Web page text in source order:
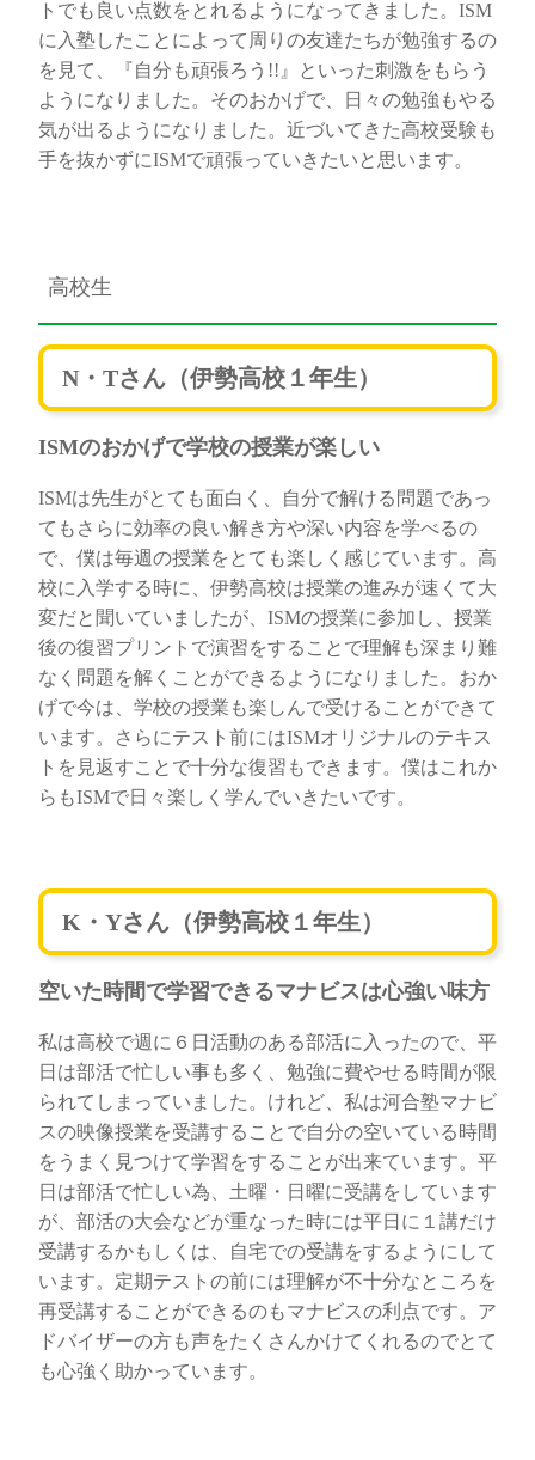
トでも良い点数をとれるようになってきました。ISM
に入塾したことによって周りの友達たちが勉強するの
を見て、『自分も頑張ろう!!』といった刺激をもらう
ようになりました。そのおかげで、日々の勉強もやる
気が出るようになりました。近づいてきた高校受験も
手を抜かずにISMで頑張っていきたいと思います。
高校生
N・Tさん（伊勢高校１年生）
ISMのおかげで学校の授業が楽しい
ISMは先生がとても面白く、自分で解ける問題であっ
てもさらに効率の良い解き方や深い内容を学べるの
で、僕は毎週の授業をとても楽しく感じています。高
校に入学する時に、伊勢高校は授業の進みが速くて大
変だと聞いていましたが、ISMの授業に参加し、授業
後の復習プリントで演習をすることで理解も深まり難
なく問題を解くことができるようになりました。おか
げで今は、学校の授業も楽しんで受けることができて
います。さらにテスト前にはISMオリジナルのテキス
トを見返すことで十分な復習もできます。僕はこれか
らもISMで日々楽しく学んでいきたいです。
K・Yさん（伊勢高校１年生）
空いた時間で学習できるマナビスは心強い味方
私は高校で週に６日活動のある部活に入ったので、平
日は部活で忙しい事も多く、勉強に費やせる時間が限
られてしまっていました。けれど、私は河合塾マナビ
スの映像授業を受講することで自分の空いている時間
をうまく見つけて学習をすることが出来ています。平
日は部活で忙しい為、土曜・日曜に受講をしています
が、部活の大会などが重なった時には平日に１講だけ
受講するかもしくは、自宅での受講をするようにして
います。定期テストの前には理解が不十分なところを
再受講することができるのもマナビスの利点です。ア
ドバイザーの方も声をたくさんかけてくれるのでとて
も心強く助かっています。